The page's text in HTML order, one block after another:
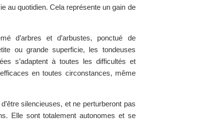
au quotidien. Cela représente un gain de
d’arbres et d’arbustes, ponctué de
ou grande superficie, les tondeuses
s’adaptent à toutes les difficultés et
en toutes circonstances, même
silencieuses, et ne perturberont pas
Elle sont totalement autonomes et se